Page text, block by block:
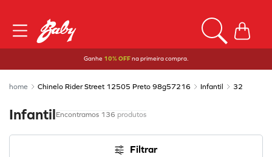
Ganhe 10% OFFna primeira compra.
Chinelo Rider Street 12505 Preto 98g57216 Infantil 32
Infantil 136 produtos
Filtrar